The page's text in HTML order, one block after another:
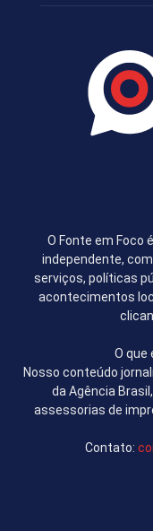
O Fonte em Foco
independente,
serviços, políticas
acontecimentos
O que
Nosso conteúdo
da Agência
assessorias de
Contato: